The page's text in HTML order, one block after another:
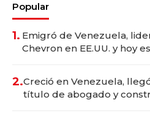
Popular
1. Emigró de Venezuela,
Chevron en EE.UU. y hoy
2.Creció en Venezuela,
título de abogado y